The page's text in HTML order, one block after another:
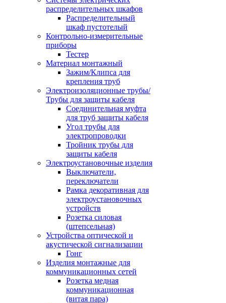
распределительных шкафов
Распределительный
шкаф пустотелый
Контрольно-измерительные
приборы
Тестер
Материал монтажный
Зажим/Клипса для
крепления труб
Электроизоляционные трубы/
Трубы для защиты кабеля
Соединительная муфта
для труб защиты кабеля
Угол трубы для
электропроводки
Тройник трубы для
защиты кабеля
Электроустановочные изделия
Выключатели,
переключатели
Рамка декоративная для
электроустановочных
устройств
Розетка силовая
(штепсельная)
Устройства оптической и
акустической сигнализации
Гонг
Изделия монтажные для
коммуникационных сетей
Розетка медная
коммуникационная
(витая пара)